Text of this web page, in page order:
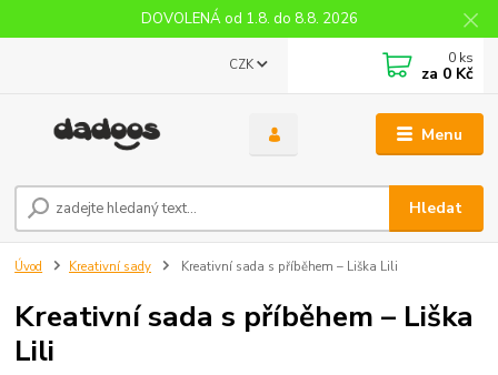
DOVOLENÁ od 1.8. do 8.8. 2026
Menu
CZK
Hledat
0 ks
za 0 Kč
Úvod Kreativní sady Kreativní sada s příběhem – Liška Lili
Kreativní sada s příběhem – Liška
Lili